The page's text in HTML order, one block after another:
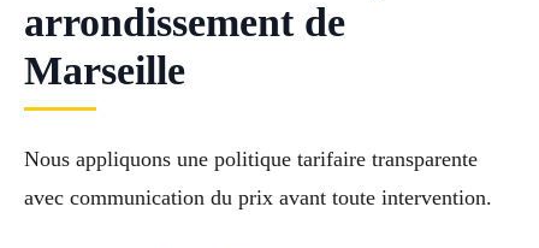
arrondissement de
Marseille
Nous appliquons une politique tarifaire transparente
avec communication du prix avant toute intervention.